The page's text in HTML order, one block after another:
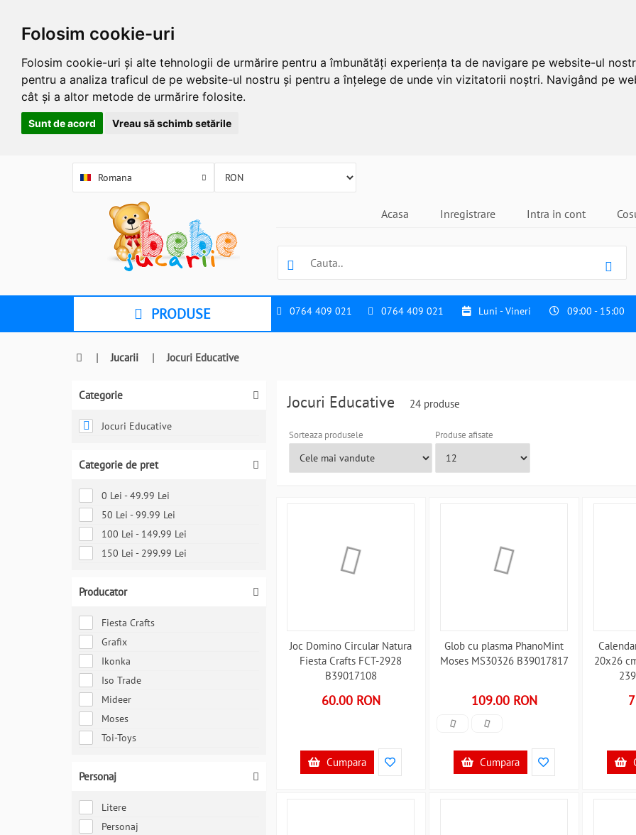
Folosim cookie-uri
Folosim cookie-uri și alte tehnologii de urmărire pentru a îmbunătăți experiența ta de navigare pe website-ul
pentru a analiza traficul de pe website-ul nostru și pentru a înțelege de unde vin vizitatorii noștri. Navigând pe
cât și a altor metode de urmărire folosite.
Sunt de acord Vreau să schimb setările
Romana
Acasa Inregistrare Intra in cont
PRODUSE 0764 409 021 0764 409 021 Luni - Vineri 09:00 - 15:00
| Jucarii | Jocuri Educative
Categorie
Jocuri Educative
Categorie de pret
0 Lei - 49.99 Lei
50 Lei - 99.99 Lei
100 Lei - 149.99 Lei
150 Lei - 299.99 Lei
Producator
Fiesta Crafts
Grafix
Ikonka
Iso Trade
Mideer
Moses
Toi-Toys
Personaj
Litere
Personaj
Jocuri Educative 24 produse
Sorteaza produsele Produse afisate
Joc Domino Circular Natura
Fiesta Crafts FCT-2928
B39017108
60.00 RON
Cumpara
Glob cu plasma PhanoMint
Moses MS30326 B39017817
109.00 RON
Cumpara
20x26